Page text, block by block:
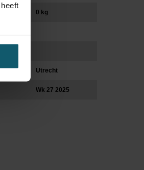
0 kg
Utrecht
Wk 27 2025